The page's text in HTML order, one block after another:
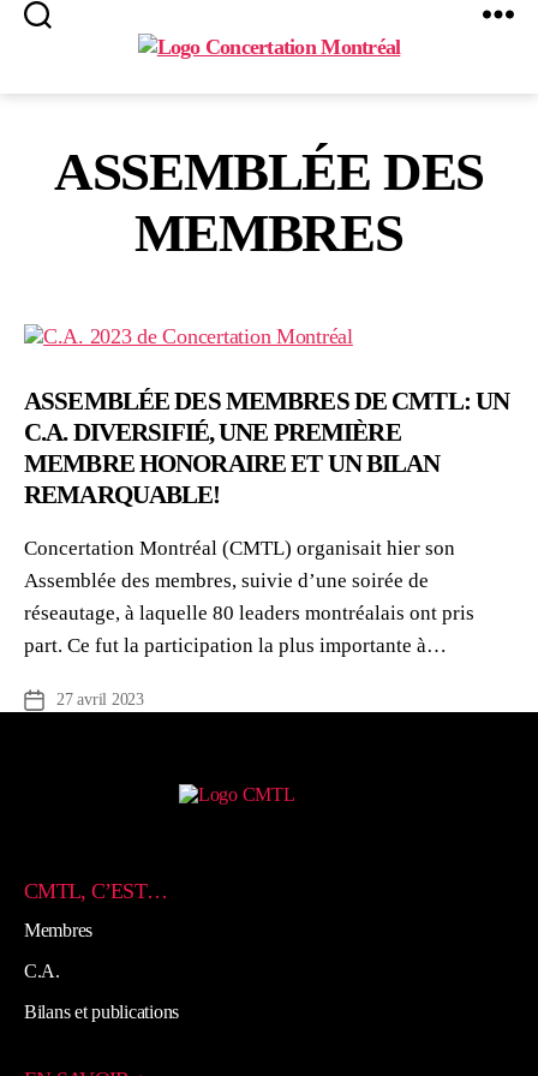
Montréal
ASSEMBLÉE DES
MEMBRES
ASSEMBLÉE DES MEMBRES DE CMTL: UN
C.A. DIVERSIFIÉ, UNE PREMIÈRE
MEMBRE HONORAIRE ET UN BILAN
REMARQUABLE!
Concertation Montréal (CMTL) organisait hier son
Assemblée des membres, suivie d’une soirée de
réseautage, à laquelle 80 leaders montréalais ont pris
part. Ce fut la participation la plus importante à…
Date
27 avril 2023
CMTL, C’EST…
Membres
C.A.
Bilans et publications